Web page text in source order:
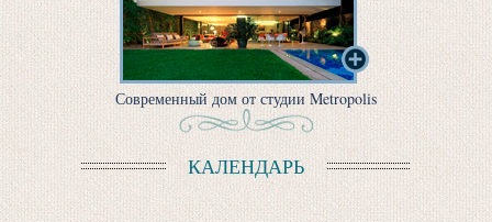
Современный дом от студии Metropolis
КАЛЕНДАРЬ